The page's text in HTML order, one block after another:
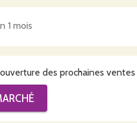
1 mois
des prochaines ventes